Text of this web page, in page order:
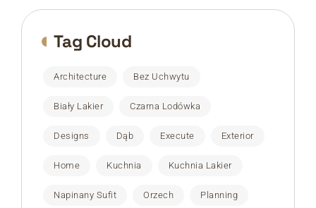
Tag Cloud
Architecture Bez Uchwytu
Biały Lakier Czarna Lodówka
Designs Dąb Execute Exterior
Home Kuchnia Kuchnia Lakier
Napinany Sufit Orzech Planning